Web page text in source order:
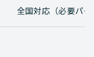
全国対応（必要パ